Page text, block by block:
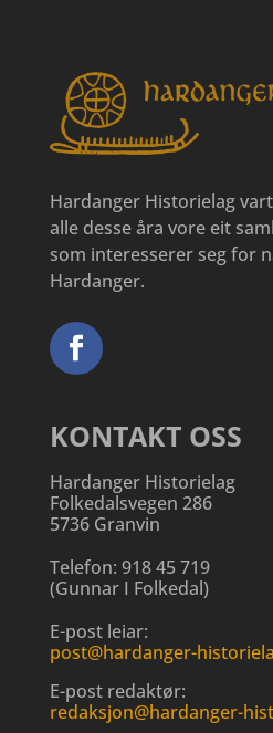
Hardanger Historielag
alle desse åra vore eit
som interesserer seg for
Hardanger.
KONTAKT OSS
Hardanger Historielag
Folkedalsvegen 286
5736 Granvin
Telefon: 918 45 719
(Gunnar I Folkedal)
E-post leiar:
post@hardanger-
E-post redaktør:
redaksjon@hardanger-